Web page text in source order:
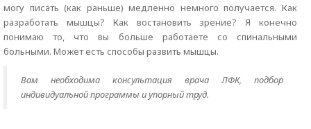
могу писать (как раньше) медленно немного получается. Как
разработать мышцы? Как востановить зрение? Я конечно
понимаю то, что вы больше работаете со спинальными
больными. Может есть способы развить мышцы.
Вам необходима консультация врача ЛФК, подбор
индивидуальной программы и упорный труд.